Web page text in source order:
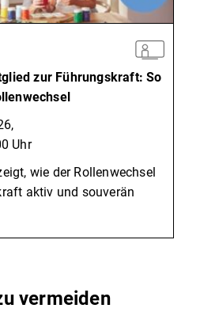
zur Führungskraft: So
Uhr
wie der Rollenwechsel
aktiv und souverän
vermeiden